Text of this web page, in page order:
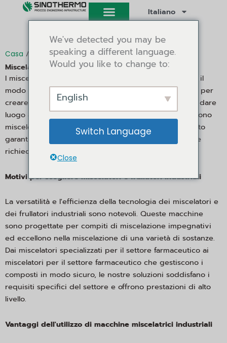
Italiano
Casa / Miscelatore e frullatore
Miscelatore e frullatore
I miscelatori e i frullatori industriali stanno cambiando il
modo di miscelare i materiali utilizzando la tecnologia per
creare miscele. A differenza dei metodi che possono dare
luogo a incongruenze, i miscelatori industriali producono
miscele efficienti integrando a fondo i materiali. Questo
garantisce una miscela, essenziale per le industrie che
richiedono una qualità uniforme dei prodotti.
Motivi per scegliere miscelatori e frullatori industriali
La versatilità e l'efficienza della tecnologia dei miscelatori e
dei frullatori industriali sono notevoli. Queste macchine
sono progettate per compiti di miscelazione impegnativi
ed eccellono nella miscelazione di una varietà di sostanze.
Dai miscelatori specializzati per il settore farmaceutico ai
miscelatori per il settore farmaceutico che gestiscono i
composti in modo sicuro, le nostre soluzioni soddisfano i
requisiti specifici del settore e offrono prestazioni di alto
livello.
Vantaggi dell'utilizzo di macchine miscelatrici industriali
We've detected you may be
speaking a different language.
Would you like to change to:
English
Switch Language
Close